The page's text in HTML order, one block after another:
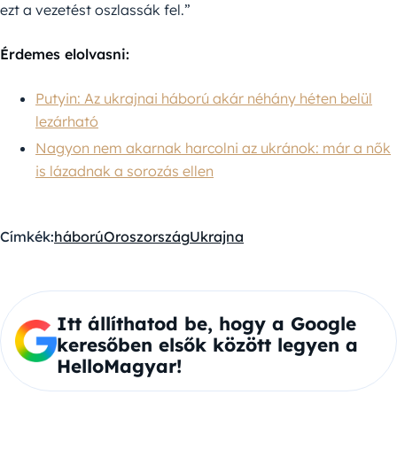
ezt a vezetést oszlassák fel.”
Érdemes elolvasni:
Putyin: Az ukrajnai háború akár néhány héten belül
lezárható
Nagyon nem akarnak harcolni az ukránok: már a nők
is lázadnak a sorozás ellen
Címkék:háborúOroszországUkrajna
Itt állíthatod be, hogy a Google
keresőben elsők között legyen a
HelloMagyar!